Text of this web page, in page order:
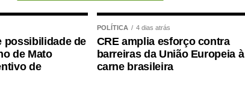
contador.
a confiança depositada no Instituto
porque, de fato, fizemos um
possibilidade de
de Mato
de
POLÍTICA 4 dias atrás
CRE amplia esforço contra
barreiras da União Europeia à
carne brasileira